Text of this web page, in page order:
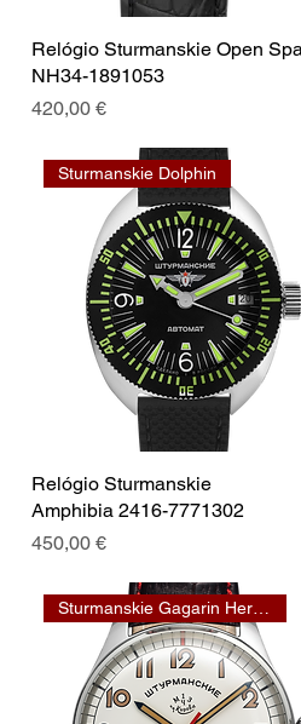
Relógio Sturmanskie Open
NH34-1891053
Preço
420,00 €
Sturmanskie Dolphin
Relógio Sturmanskie
Amphibia 2416-7771302
Preço
450,00 €